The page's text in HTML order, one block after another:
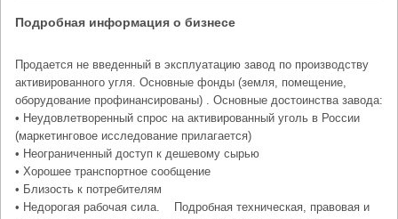
Подробная информация о бизнесе
Продается не введенный в эксплуатацию завод по производству
активированного угля. Основные фонды (земля, помещение,
оборудование профинансированы) . Основные достоинства завода:
• Неудовлетворенный спрос на активированный уголь в России
(маркетинговое исследование прилагается)
• Неограниченный доступ к дешевому сырью
• Хорошее транспортное сообщение
• Близость к потребителям
• Недорогая рабочая сила. Подробная техническая, правовая и